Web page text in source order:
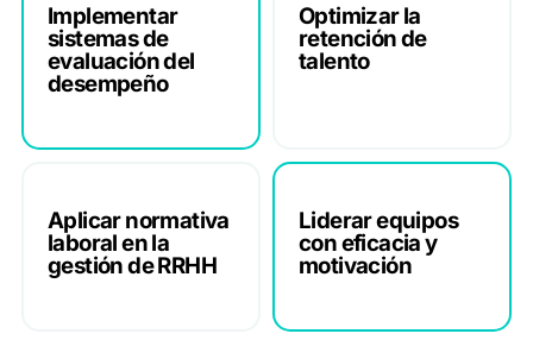
Implementar
sistemas de
evaluación del
desempeño
Optimizar la
retención de
talento
Aplicar normativa
laboral en la
gestión de RRHH
Liderar equipos
con eficacia y
motivación